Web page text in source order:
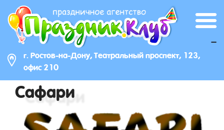
г. Ростов-на-Дону, Театральный проспект, 123,
офис 210
_
Сафари